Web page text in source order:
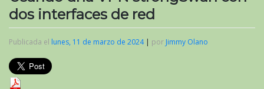
dos interfaces de red
Publicada el lunes, 11 de marzo de 2024| por Jimmy Olano